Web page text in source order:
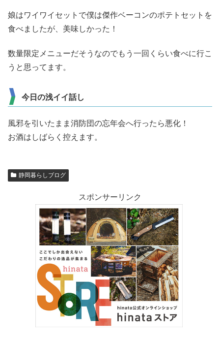
娘はワイワイセットで僕は傑作ベーコンのポテトセットを
食べましたが、美味しかった！
数量限定メニューだそうなのでもう一回くらい食べに行こ
うと思ってます。
今日の浅イイ話し
風邪を引いたまま消防団の忘年会へ行ったら悪化！
お酒はしばらく控えます。
静岡暮らしブログ
スポンサーリンク